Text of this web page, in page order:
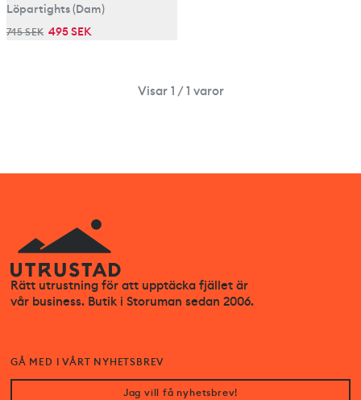
Löpartights (Dam)
745 SEK 495 SEK
Visar 1 / 1 varor
Rätt utrustning för att upptäcka fjället är
vår business. Butik i Storuman sedan 2006.
GÅ MED I VÅRT NYHETSBREV
Jag vill få nyhetsbrev!